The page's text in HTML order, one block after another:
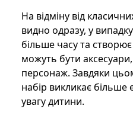
На відміну від
видно одразу, у
більше часу та створює
можуть бути
персонаж. Завдяки
набір викликає більше
увагу дитини.